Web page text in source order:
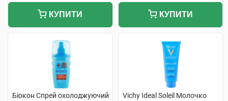
КУПИТИ КУПИТИ
Біокон Спрей охолоджуючий
Vichy Ideal Soleil Молочко